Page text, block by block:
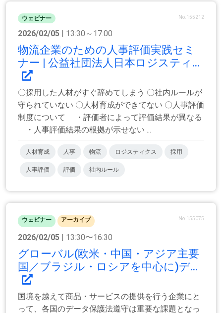
ウェビナー No.155212
2026/02/05 | 13:30～17:00
物流企業のための人事評価実践セミ
ナー | 公益社団法人日本ロジスティ...
〇採用した人材がすぐ辞めてしまう 〇社内ルールが
守られていない 〇人材育成ができてない 〇人事評価
制度について ・評価者によって評価結果が異なる
・人事評価結果の根拠が示せない ...
人材育成 人事 物流 ロジスティクス 採用
人事評価 評価 社内ルール
ウェビナー アーカイブ No.155075
2026/02/05 | 13:30〜16:30
グローバル(欧米・中国・アジア主要
国／ブラジル・ロシアを中心に)デ...
国境を越えて商品・サービスの提供を行う企業にと
って、各国のデータ保護法遵守は重要な課題となっ